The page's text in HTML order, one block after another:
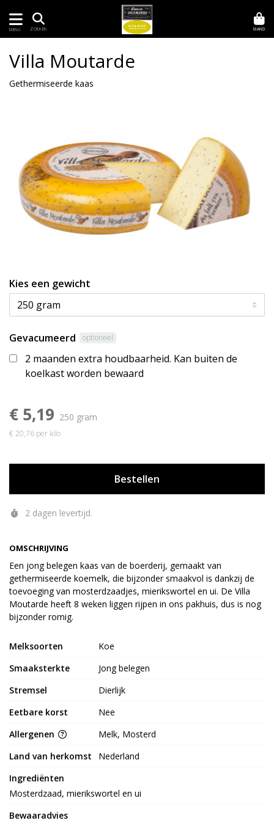
MENU ZOEKEN MAND
OMSCHRIJVING
Een jong belegen kaas van de boerderij, gemaakt van
gethermiseerde koemelk, die bijzonder smaakvol is dankzij de
toevoeging van mosterdzaadjes, mierikswortel en ui. De Villa
Moutarde heeft 8 weken liggen rijpen in ons pakhuis, dus is nog
bijzonder romig.
Villa Moutarde
Gethermiseerde kaas
Kies een gewicht
Gevacumeerd optioneel
2 maanden extra houdbaarheid. Kan buiten de
koelkast worden bewaard
€ 5,19 250 gram
€ 20,76 per kilo
Bestellen
2 dagen levertijd.
Melksoorten
Koe
Smaaksterkte
Jong belegen
Stremsel
Dierlijk
Eetbare korst
Nee
Allergenen
Melk, Mosterd
Land van herkomst
Nederland
Ingrediënten
Mosterdzaad, mierikswortel en ui
Bewaaradvies